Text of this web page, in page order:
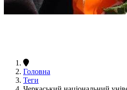
Головна
Теги